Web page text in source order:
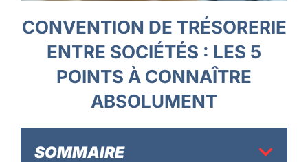
CONVENTION DE TRÉSORERIE
ENTRE SOCIÉTÉS : LES 5
POINTS À CONNAÎTRE
ABSOLUMENT
SOMMAIRE